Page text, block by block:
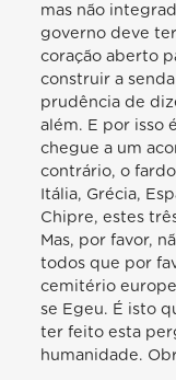
mas não
governo deve
coração aberto
construir a
prudência de
além. E por isso
chegue a um
contrário, o
Itália, Grécia,
Chipre, estes
Mas, por favor,
todos que por
cemitério
se Egeu. É isto
ter feito esta
humanidade.